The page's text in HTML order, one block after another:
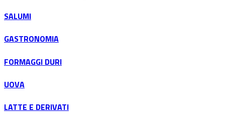
SALUMI
GASTRONOMIA
FORMAGGI DURI
UOVA
LATTE E DERIVATI